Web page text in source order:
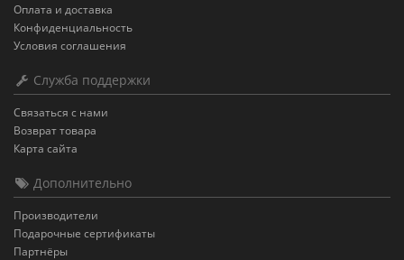
Оплата и доставка
Конфиденциальность
Условия соглашения
Служба поддержки
Связаться с нами
Возврат товара
Карта сайта
Дополнительно
Производители
Подарочные сертификаты
Партнёры